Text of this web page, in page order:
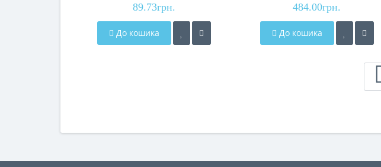
89.73грн.
До кошика
484.00грн.
До кошика